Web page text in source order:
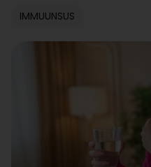
IMMUUNSUS